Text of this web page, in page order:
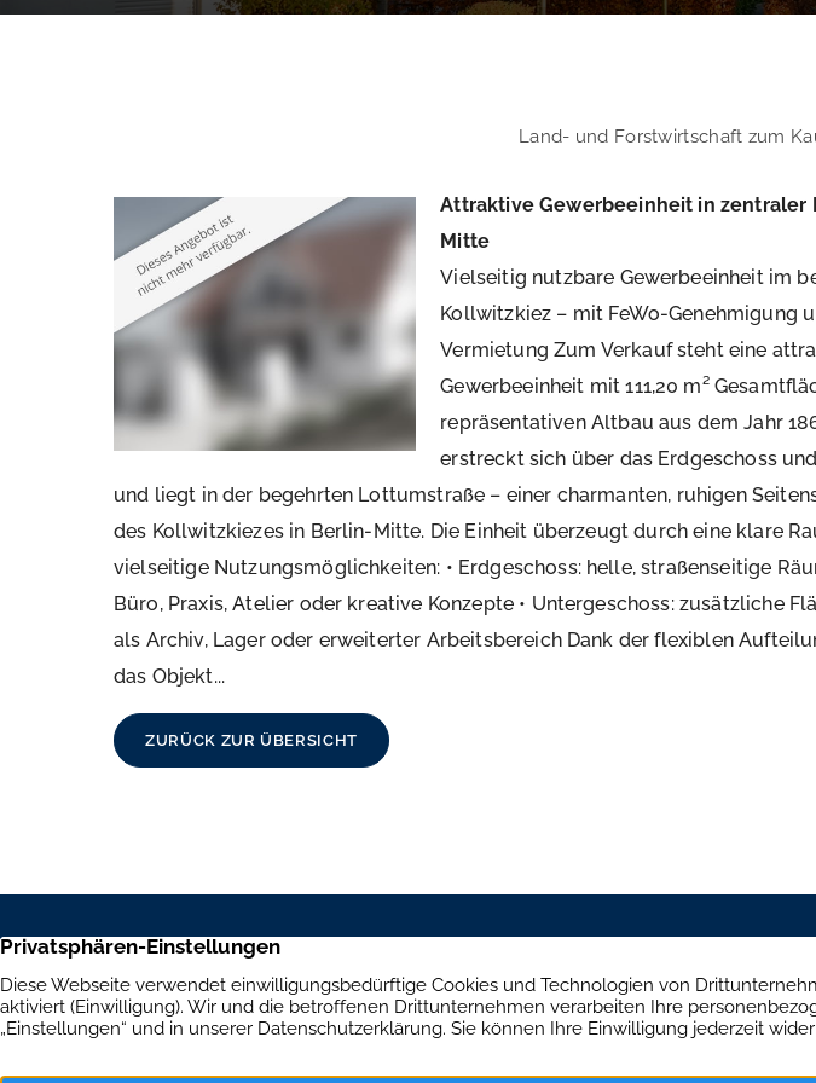
Land- und Forstwirtschaft zum
Attraktive Gewerbeeinheit in zentraler
Mitte
Vielseitig nutzbare Gewerbeeinheit im
Kollwitzkiez – mit FeWo-Genehmigung
Vermietung Zum Verkauf steht eine
Gewerbeeinheit mit 111,20 m²
repräsentativen Altbau aus dem Jahr
erstreckt sich über das Erdgeschoss
und liegt in der begehrten Lottumstraße – einer charmanten, ruhigen
des Kollwitzkiezes in Berlin-Mitte. Die Einheit überzeugt durch eine klare
vielseitige Nutzungsmöglichkeiten: • Erdgeschoss: helle, straßenseitige
Büro, Praxis, Atelier oder kreative Konzepte • Untergeschoss: zusätzliche
als Archiv, Lager oder erweiterter Arbeitsbereich Dank der flexiblen
das Objekt...
ZURÜCK ZUR ÜBERSICHT
Aumer Immobilien
Mühlendamm 84a, 22087
+49 40 234 916 79
Immobilien Aktuelles